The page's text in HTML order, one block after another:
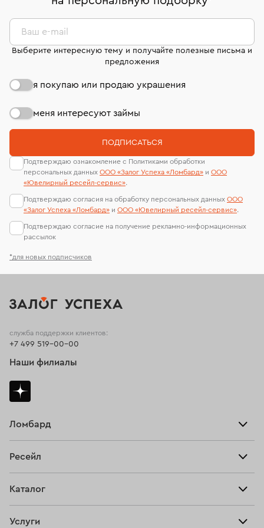
Система быстрых платежей (по QR-коду)
В кредит от Т-Банка (до 50 000 руб., на 3–6 мес.)
сертификаты МГУ и других геммологических
лабораторий
*для новых подписчиков
Ваш e-mail
Выберите интересную тему и получайте полезные письма и
предложения
я покупаю или продаю украшения
меня интересуют займы
ПОДПИСАТЬСЯ
Подтверждаю ознакомление с Политиками обработки
персональных данных ООО «Залог Успеха «Ломбард» и ООО
«Ювелирный ресейл-сервиc».
Подтверждаю согласия на обработку персональных данных ООО
«Залог Успеха «Ломбард» и ООО «Ювелирный ресейл-сервиc».
Подтверждаю согласие на получение рекламно-информационных
рассылок
Ломбард
Тарифы
Ресейл
Купить
Каталог
Услуги
служба поддержки клиентов:
+7 499 519-00-00
Наши филиалы